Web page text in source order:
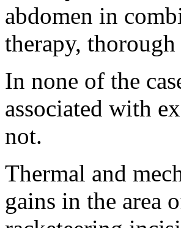
abdomen in
therapy,
In none of the
associated with
not.
Thermal and
gains in the area